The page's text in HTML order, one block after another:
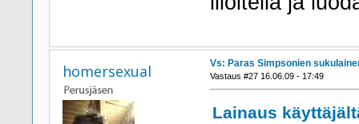
homersexual Vs: Paras Simpsonien
Vastaus #27 16.06.09 - 17:49
Lainaus